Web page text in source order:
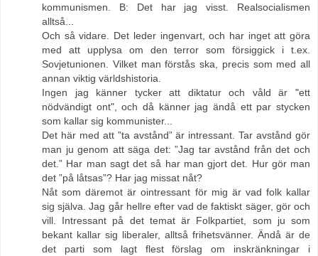
kommunismen. B: Det har jag visst. Realsocialismen
alltså...
Och så vidare. Det leder ingenvart, och har inget att göra
med att upplysa om den terror som försiggick i t.ex.
Sovjetunionen. Vilket man förstås ska, precis som med all
annan viktig världshistoria.
Ingen jag känner tycker att diktatur och våld är "ett
nödvändigt ont", och då känner jag ändå ett par stycken
som kallar sig kommunister...
Det här med att ”ta avstånd” är intressant. Tar avstånd gör
man ju genom att säga det: ”Jag tar avstånd från det och
det.” Har man sagt det så har man gjort det. Hur gör man
det ”på låtsas”? Har jag missat nåt?
Nåt som däremot är ointressant för mig är vad folk kallar
sig själva. Jag går hellre efter vad de faktiskt säger, gör och
vill. Intressant på det temat är Folkpartiet, som ju som
bekant kallar sig liberaler, alltså frihetsvänner. Ändå är de
det parti som lagt flest förslag om inskränkningar i